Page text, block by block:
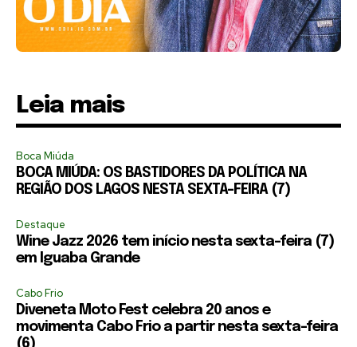
Leia mais
Boca Miúda
BOCA MIÚDA: OS BASTIDORES DA POLÍTICA NA
REGIÃO DOS LAGOS NESTA SEXTA-FEIRA (7)
Destaque
Wine Jazz 2026 tem início nesta sexta-feira (7)
em Iguaba Grande
Cabo Frio
Diveneta Moto Fest celebra 20 anos e
movimenta Cabo Frio a partir nesta sexta-feira
(6)